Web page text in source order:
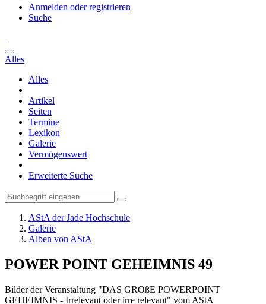
Anmelden oder registrieren
Suche
Alles
Alles
Artikel
Seiten
Termine
Lexikon
Galerie
Vermögenswert
Erweiterte Suche
AStA der Jade Hochschule
Galerie
Alben von AStA
POWER POINT GEHEIMNIS 49
Bilder der Veranstaltung "DAS GROßE POWERPOINT
GEHEIMNIS - Irrelevant oder irre relevant" vom AStA